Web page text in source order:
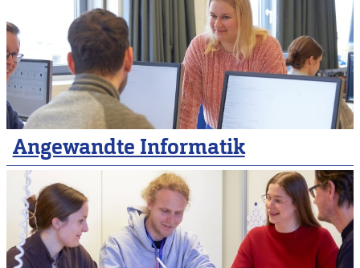
Angewandte Informatik